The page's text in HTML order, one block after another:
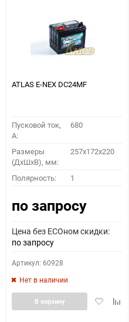
ATLAS E-NEX DC24MF
Пусковой ток,
A:
680
Размеры
(ДхШхВ), мм:
257x172x220
Полярность: 1
по запросу
Цена без ECOном скидки:
по запросу
Артикул: 60928
Нет в наличии
Добавить
В корзину